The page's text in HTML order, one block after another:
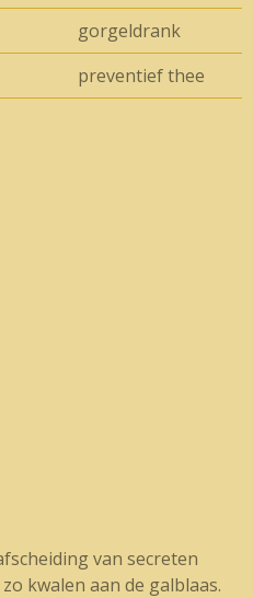
gorgeldrank
preventief thee
van secreten
kwalen aan de galblaas.